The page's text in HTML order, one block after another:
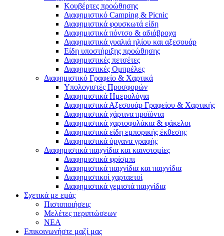
Κουβέρτες προώθησης
Διαφημιστικό Camping & Picnic
Διαφημιστικά φουσκωτά είδη
Διαφημιστικά πόντσο & αδιάβροχα
Διαφημιστικά γυαλιά ηλίου και αξεσουάρ
Είδη υποστήριξης προώθησης
Διαφημιστικές πετσέτες
Διαφημιστικές Ομπρέλες
Διαφημιστικό Γραφείο & Χαρτικά
Υπολογιστές Προσφορών
Διαφημιστικά Ημερολόγια
Διαφημιστικά Αξεσουάρ Γραφείου & Χαρτικής
Διαφημιστικά χάρτινα προϊόντα
Διαφημιστικά χαρτοφυλάκια & φάκελοι
Διαφημιστικά είδη εμπορικής έκθεσης
Διαφημιστικά όργανα γραφής
Διαφημιστικά παιχνίδια και καινοτομίες
Διαφημιστικά φρίσμπι
Διαφημιστικά παιχνίδια και παιχνίδια
Διαφημιστικοί χαρταετοί
Διαφημιστικά γεμιστά παιχνίδια
Σχετικά με εμάς
Πιστοποιήσεις
Μελέτες περιπτώσεων
ΝΕΑ
Επικοινωνήστε μαζί μας